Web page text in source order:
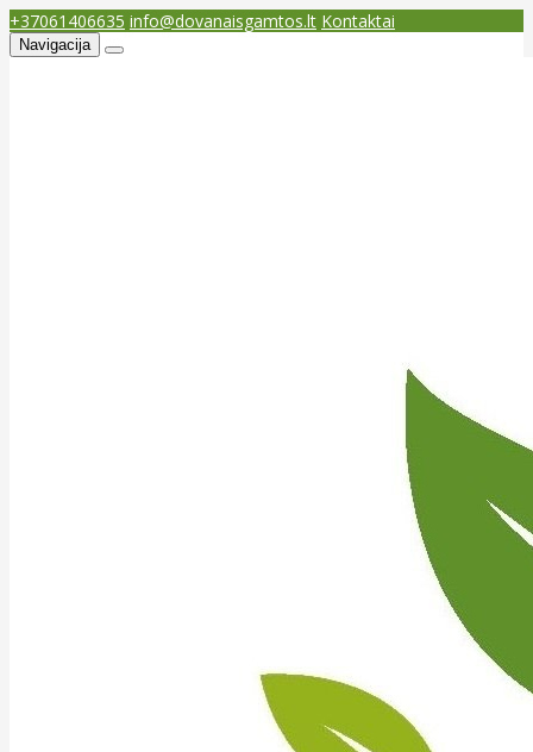
+37061406635 info@dovanaisgamtos.lt Kontaktai
Navigacija